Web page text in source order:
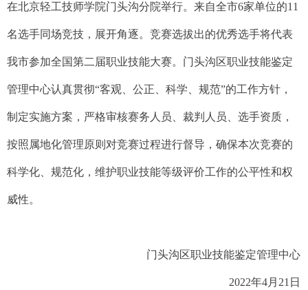
在北京轻工技师学院门头沟分院举行。来自全市6家单位的11
名选手同场竞技，展开角逐。竞赛选拔出的优秀选手将代表
我市参加全国第二届职业技能大赛。门头沟区职业技能鉴定
管理中心认真贯彻“客观、公正、科学、规范”的工作方针，
制定实施方案，严格审核赛务人员、裁判人员、选手资质，
按照属地化管理原则对竞赛过程进行督导，确保本次竞赛的
科学化、规范化，维护职业技能等级评价工作的公平性和权
威性。
门头沟区职业技能鉴定管理中心
2022年4月21日